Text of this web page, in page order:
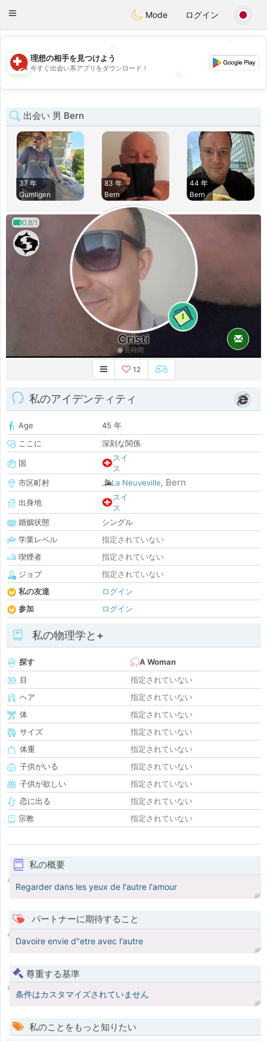
Suissi
Toggle
Mode ログイン
💖
💕
理想の相手を見つけよう
今すぐ出会い系アプリをダウンロード！
出会い 男 Bern
37 年
Gumligen
83 年
Bern
44 年
Bern
0.8/1
1
Cristi
長時間
12
私のアイデンティティ
Age
45 年
ここに
深刻な関係
国
スイ
ス
市区町村
La Neuveville, Bern
出身地
スイ
ス
婚姻状態
シングル
学業レベル
指定されていない
喫煙者
指定されていない
ジョブ
指定されていない
私の友達
ログイン
参加
ログイン
私の物理学と+
探す
A Woman
目
指定されていない
ヘア
指定されていない
体
指定されていない
サイズ
指定されていない
体重
指定されていない
子供がいる
指定されていない
子供が欲しい
指定されていない
恋に出る
指定されていない
宗教
指定されていない
私の概要
Regarder dans les yeux de l'autre l'amour
パートナーに期待すること
Davoire envie d"etre avec l'autre
尊重する基準
条件はカスタマイズされていません
私のことをもっと知りたい